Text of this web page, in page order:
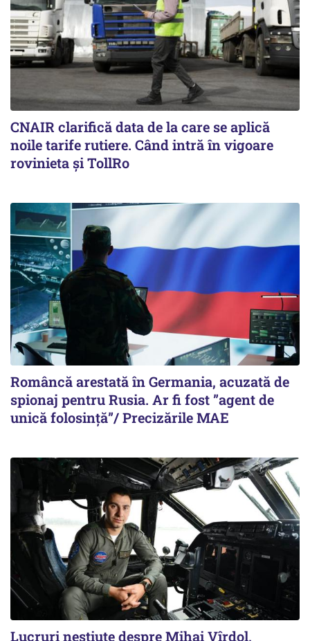
CNAIR clarifică data de la care se aplică
noile tarife rutiere. Când intră în vigoare
rovinieta și TollRo
Româncă arestată în Germania, acuzată de
spionaj pentru Rusia. Ar fi fost ”agent de
unică folosință”/ Precizările MAE
Lucruri neștiute despre Mihai Vîrdol,